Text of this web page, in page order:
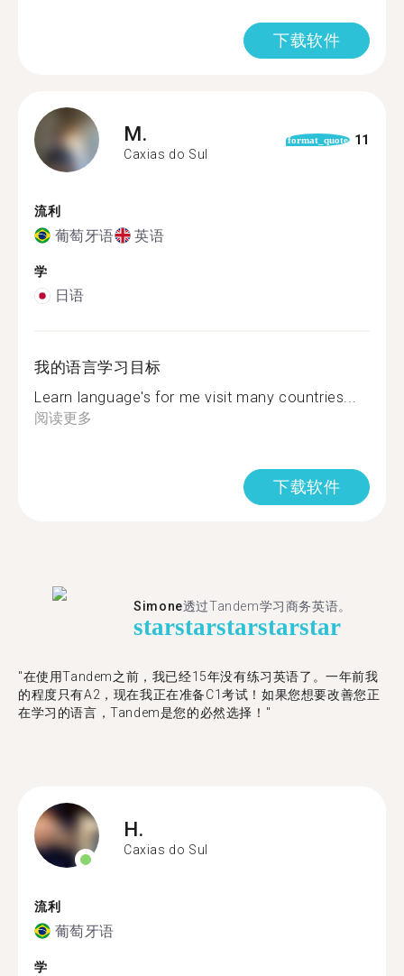
下载软件
M.
Caxias do Sul
format_quote 11
流利
葡萄牙语 英语
学
日语
我的语言学习目标
Learn language's for me visit many countries...
阅读更多
下载软件
Simone透过Tandem学习商务英语。
starstarstarstarstar
"在使用Tandem之前，我已经15年没有练习英语了。一年前我
的程度只有A2，现在我正在准备C1考试！如果您想要改善您正
在学习的语言，Tandem是您的必然选择！"
H.
Caxias do Sul
流利
葡萄牙语
学